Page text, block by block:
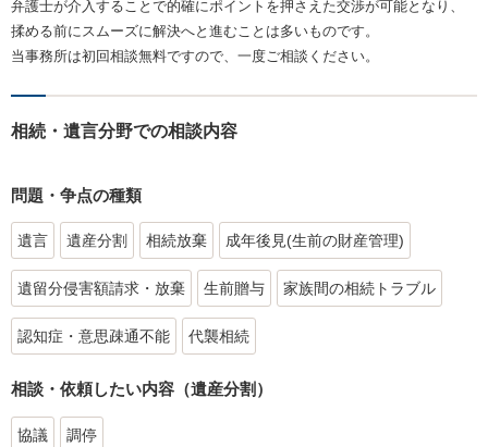
弁護士が介入することで的確にポイントを押さえた交渉が可能となり、
揉める前にスムーズに解決へと進むことは多いものです。
当事務所は初回相談無料ですので、一度ご相談ください。
相続・遺言分野での相談内容
問題・争点の種類
遺言 遺産分割 相続放棄 成年後見(生前の財産管理)
遺留分侵害額請求・放棄 生前贈与 家族間の相続トラブル
認知症・意思疎通不能 代襲相続
相談・依頼したい内容（遺産分割）
協議 調停